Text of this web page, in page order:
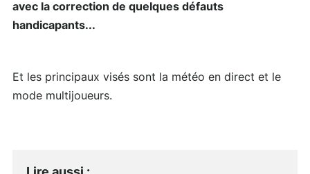
avec la correction de quelques défauts
handicapants...
Et les principaux visés sont la météo en direct et le
mode multijoueurs.